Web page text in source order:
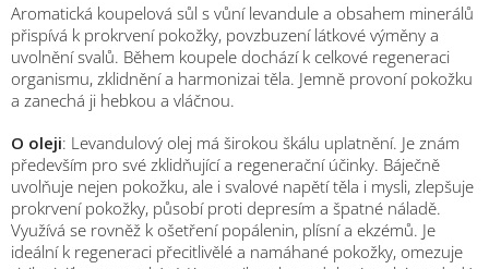
Aromatická koupelová sůl s vůní levandule a obsahem minerálů
přispívá k prokrvení pokožky, povzbuzení látkové výměny a
uvolnění svalů. Během koupele dochází k celkové regeneraci
organismu, zklidnění a harmonizai těla. Jemně provoní pokožku
a zanechá ji hebkou a vláčnou.
O oleji: Levandulový olej má širokou škálu uplatnění. Je znám
především pro své zklidňující a regenerační účinky. Báječně
uvolňuje nejen pokožku, ale i svalové napětí těla i mysli, zlepšuje
prokrvení pokožky, působí proti depresím a špatné náladě.
Využívá se rovněž k ošetření popálenin, plísní a ekzémů. Je
ideální k regeneraci přecitlivělé a namáhané pokožky, omezuje